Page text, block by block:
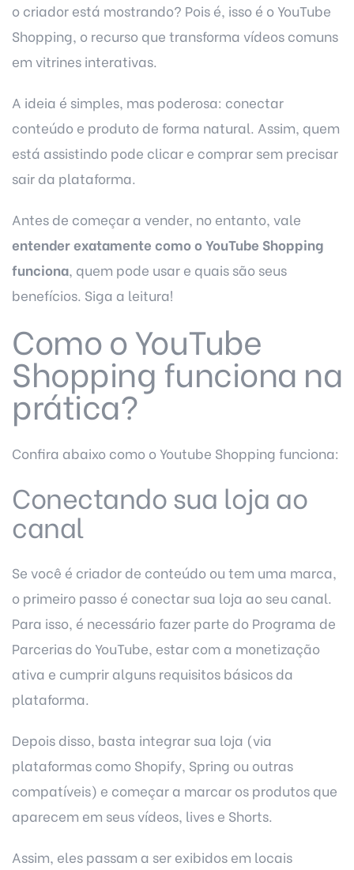
o criador está mostrando? Pois é, isso é o YouTube
Shopping, o recurso que transforma vídeos comuns
em vitrines interativas.
A ideia é simples, mas poderosa: conectar
conteúdo e produto de forma natural. Assim, quem
está assistindo pode clicar e comprar sem precisar
sair da plataforma.
Antes de começar a vender, no entanto, vale
entender exatamente como o YouTube Shopping
funciona, quem pode usar e quais são seus
benefícios. Siga a leitura!
Como o YouTube
Shopping funciona na
prática?
Confira abaixo como o Youtube Shopping funciona:
Conectando sua loja ao
canal
Se você é criador de conteúdo ou tem uma marca,
o primeiro passo é conectar sua loja ao seu canal.
Para isso, é necessário fazer parte do Programa de
Parcerias do YouTube, estar com a monetização
ativa e cumprir alguns requisitos básicos da
plataforma.
Depois disso, basta integrar sua loja (via
plataformas como Shopify, Spring ou outras
compatíveis) e começar a marcar os produtos que
aparecem em seus vídeos, lives e Shorts.
Assim, eles passam a ser exibidos em locais